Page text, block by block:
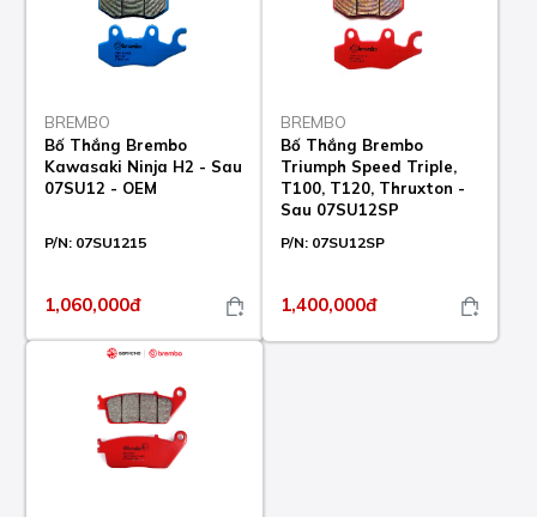
BREMBO
Bố Thắng Brembo
Kawasaki Ninja H2 - Sau
07SU12 - OEM
P/N: 07SU1215
1,060,000đ
BREMBO
Bố Thắng Brembo
Triumph Speed Triple,
T100, T120, Thruxton -
Sau 07SU12SP
P/N: 07SU12SP
1,400,000đ